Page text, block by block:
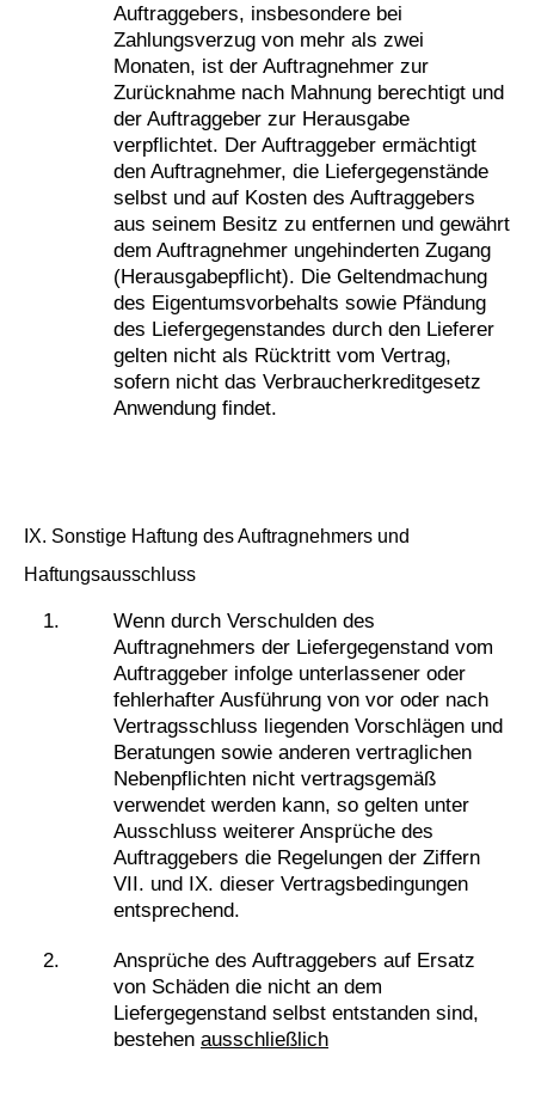
Auftraggebers, insbesondere bei
Zahlungsverzug von mehr als zwei
Monaten, ist der Auftragnehmer zur
Zurücknahme nach Mahnung berechtigt und
der Auftraggeber zur Herausgabe
verpflichtet. Der Auftraggeber ermächtigt
den Auftragnehmer, die Liefergegenstände
selbst und auf Kosten des Auftraggebers
aus seinem Besitz zu entfernen und gewährt
dem Auftragnehmer ungehinderten Zugang
(Herausgabepflicht). Die Geltendmachung
des Eigentumsvorbehalts sowie Pfändung
des Liefergegenstandes durch den Lieferer
gelten nicht als Rücktritt vom Vertrag,
sofern nicht das Verbraucherkreditgesetz
Anwendung findet.
IX. Sonstige Haftung des Auftragnehmers und
Haftungsausschluss
Wenn durch Verschulden des
Auftragnehmers der Liefergegenstand vom
Auftraggeber infolge unterlassener oder
fehlerhafter Ausführung von vor oder nach
Vertragsschluss liegenden Vorschlägen und
Beratungen sowie anderen vertraglichen
Nebenpflichten nicht vertragsgemäß
verwendet werden kann, so gelten unter
Ausschluss weiterer Ansprüche des
Auftraggebers die Regelungen der Ziffern
VII. und IX. dieser Vertragsbedingungen
entsprechend.
Ansprüche des Auftraggebers auf Ersatz
von Schäden die nicht an dem
Liefergegenstand selbst entstanden sind,
bestehen ausschließlich